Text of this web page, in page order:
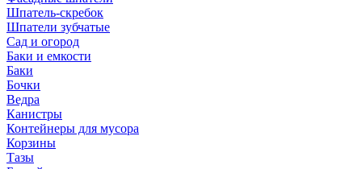
Шпатель-скребок
Шпатели зубчатые
Сад и огород
Баки и емкости
Баки
Бочки
Ведра
Канистры
Контейнеры для мусора
Корзины
Тазы